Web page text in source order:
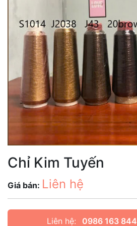
Chỉ Kim Tuyến
Giá bán: Liên hệ
Liên hệ: 0986 163 844